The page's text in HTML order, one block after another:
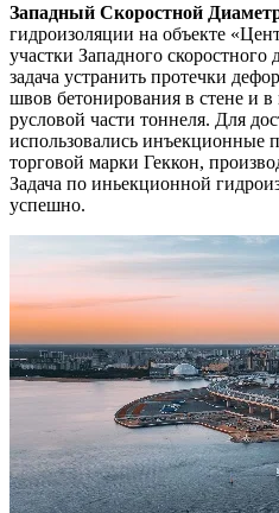
Западный Скоростной
гидроизоляции на объекте
участки Западного скоростного
задача устранить протечки
швов бетонирования в стене и
русловой части тоннеля. Для
использовались инъекционные
торговой марки Геккон,
Задача по иньекционной
успешно.